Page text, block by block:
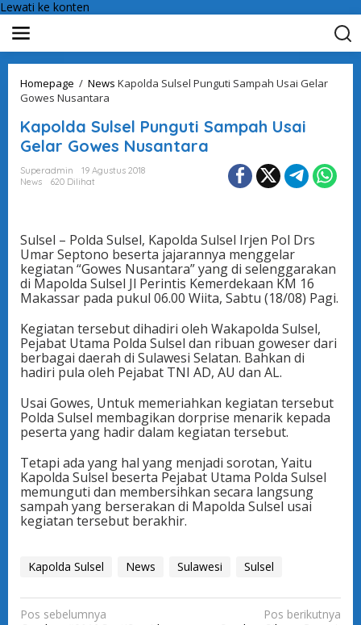
Lewati ke konten
Homepage / News Kapolda Sulsel Punguti Sampah Usai Gelar
Gowes Nusantara
Kapolda Sulsel Punguti Sampah Usai
Gelar Gowes Nusantara
Superadmin
19 Agustus 2018
News
620 Dilihat
Sulsel – Polda Sulsel, Kapolda Sulsel Irjen Pol Drs
Umar Septono beserta jajarannya menggelar
kegiatan “Gowes Nusantara” yang di selenggarakan
di Mapolda Sulsel Jl Perintis Kemerdekaan KM 16
Makassar pada pukul 06.00 Wiita, Sabtu (18/08) Pagi.
Kegiatan tersebut dihadiri oleh Wakapolda Sulsel,
Pejabat Utama Polda Sulsel dan ribuan goweser dari
berbagai daerah di Sulawesi Selatan. Bahkan di
hadiri pula oleh Pejabat TNI AD, AU dan AL.
Usai Gowes, Untuk memeriahkan kegiatan tersebut
Polda Sulsel membagikan dorprise menarik kepada
peserta yang hadir dalam kegiatan tersebut.
Tetapi ada yang hal yang menjadi sorotan, Yaitu
Kapolda Sulsel beserta Pejabat Utama Polda Sulsel
memunguti dan membersihkan secara langsung
sampah yang berserakan di Mapolda Sulsel usai
kegiatan tersebut berakhir.
Kapolda Sulsel News Sulawesi Sulsel
N
Pos sebelumnya
Pos berikutnya